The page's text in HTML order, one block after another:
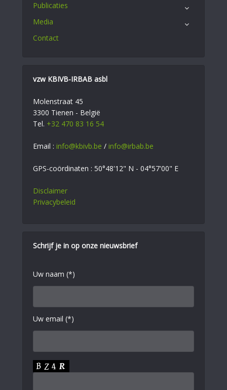
Publicaties
Media
Contact
vzw KBIVB-IRBAB asbl
Molenstraat 45
3300 Tienen - België
Tel. +32 470 83 16 54
Email : info@kbivb.be / info@irbab.be
GPS-coördinaten : 50°48'12" N - 04°57'00" E
Disclaimer
Privacybeleid
Schrijf je in op onze nieuwsbrief
Uw naam (*)
Uw email (*)